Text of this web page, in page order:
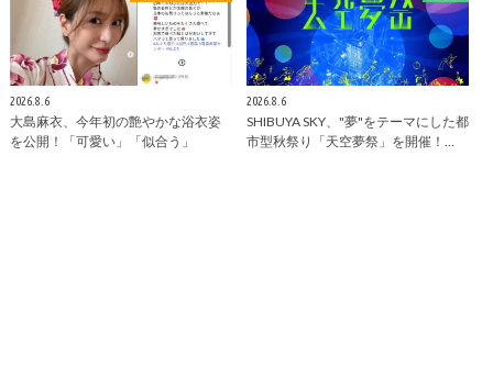
2026.8.6
大島麻衣、今年初の艶やかな浴衣姿
を公開！「可愛い」「似合う」
2026.8.6
SHIBUYA SKY、"夢"をテーマにした都
市型秋祭り「天空夢祭」を開催！…